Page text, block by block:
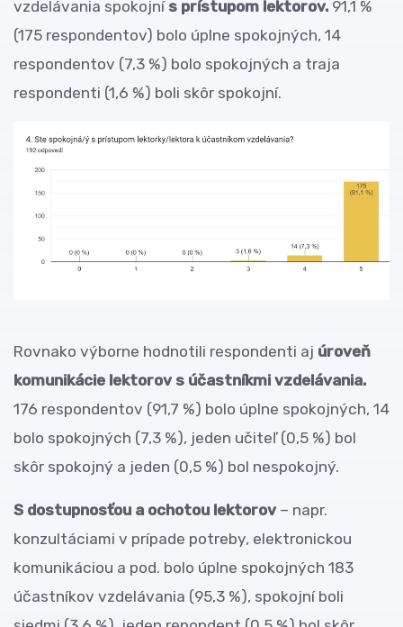
vzdelávania spokojní s prístupom lektorov. 91,1 %
(175 respondentov) bolo úplne spokojných, 14
respondentov (7,3 %) bolo spokojných a traja
respondenti (1,6 %) boli skôr spokojní.
Rovnako výborne hodnotili respondenti aj úroveň
komunikácie lektorov s účastníkmi vzdelávania.
176 respondentov (91,7 %) bolo úplne spokojných, 14
bolo spokojných (7,3 %), jeden učiteľ (0,5 %) bol
skôr spokojný a jeden (0,5 %) bol nespokojný.
S dostupnosťou a ochotou lektorov – napr.
konzultáciami v prípade potreby, elektronickou
komunikáciou a pod. bolo úplne spokojných 183
účastníkov vzdelávania (95,3 %), spokojní boli